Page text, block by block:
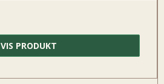
VIS PRODUKT